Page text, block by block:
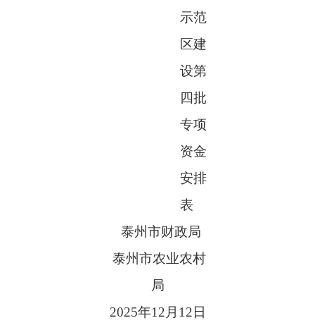
示范
区建
设第
四批
专项
资金
安排
表
泰州市财政局
泰州市农业农村
局
2025年12 月 12 日